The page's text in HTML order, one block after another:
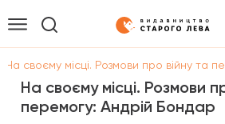
На своєму місці. Розмови про війну та
На своєму місці. Розмови
перемогу: Андрій Бондар